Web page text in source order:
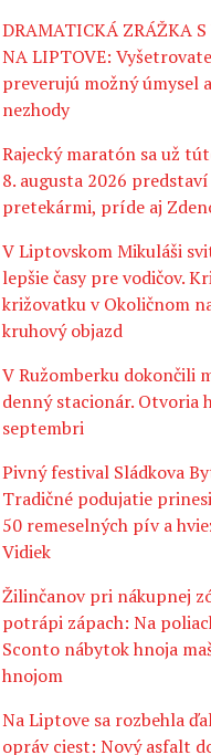
DRAMATICKÁ ZRÁŽKA
NA LIPTOVE:
preverujú možný úmysel
nezhody
Rajecký maratón sa už
8. augusta 2026
pretekármi, príde aj
V Liptovskom Mikuláši
lepšie časy pre vodičov.
križovatku v Okoličnom
kruhový objazd
V Ružomberku dokončili
denný stacionár. Otvoria
septembri
Pivný festival Sládkova
Tradičné podujatie
50 remeselných pív a
Vidiek
Žilinčanov pri nákupnej
potrápi zápach: Na
Sconto nábytok hnoja
hnojom
Na Liptove sa rozbehla
opráv ciest: Nový asfalt